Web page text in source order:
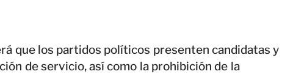
que los partidos políticos presenten candidatas y
de servicio, así como la prohibición de la